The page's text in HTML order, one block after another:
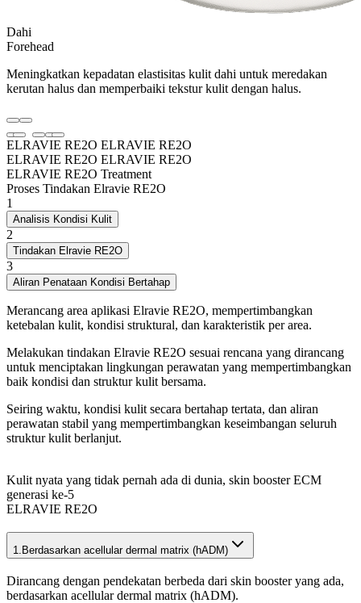
Dahi
Forehead
Meningkatkan kepadatan elastisitas kulit dahi untuk meredakan
kerutan halus dan memperbaiki tekstur kulit dengan halus.
ELRAVIE RE2O ELRAVIE RE2O
ELRAVIE RE2O ELRAVIE RE2O
ELRAVIE RE2O Treatment
Proses Tindakan Elravie RE2O
1
Analisis Kondisi Kulit
2
Tindakan Elravie RE2O
3
Aliran Penataan Kondisi Bertahap
Merancang area aplikasi Elravie RE2O, mempertimbangkan
ketebalan kulit, kondisi struktural, dan karakteristik per area.
Melakukan tindakan Elravie RE2O sesuai rencana yang dirancang
untuk menciptakan lingkungan perawatan yang mempertimbangkan
baik kondisi dan struktur kulit bersama.
Seiring waktu, kondisi kulit secara bertahap tertata, dan aliran
perawatan stabil yang mempertimbangkan keseimbangan seluruh
struktur kulit berlanjut.
Kulit nyata yang tidak pernah ada di dunia, skin booster ECM
generasi ke-5
ELRAVIE RE2O
1. Berdasarkan acellular dermal matrix (hADM)
Dirancang dengan pendekatan berbeda dari skin booster yang ada,
berdasarkan acellular dermal matrix (hADM).